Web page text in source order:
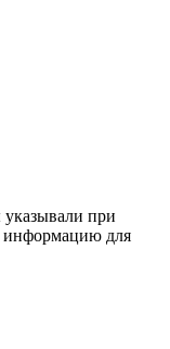
при
информацию для